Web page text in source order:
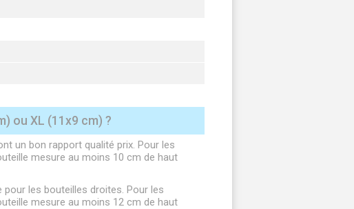
ou XL (11x9 cm) ?
un bon rapport qualité prix. Pour les
mesure au moins 10 cm de haut
les bouteilles droites. Pour les
mesure au moins 12 cm de haut